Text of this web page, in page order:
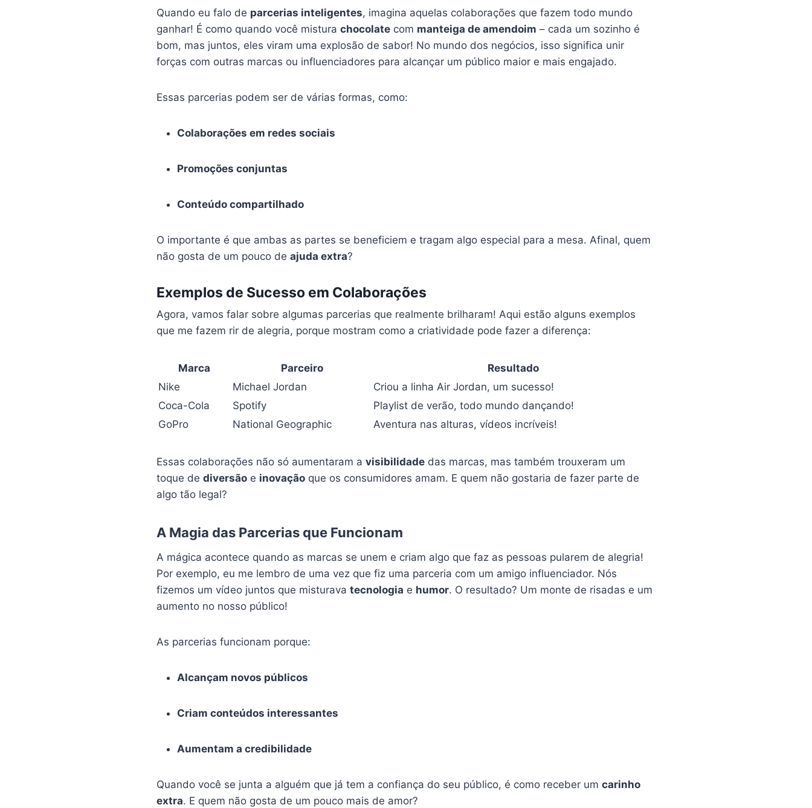
Quando eu falo de parcerias inteligentes, imagina aquelas colaborações que fazem todo mundo
ganhar! É como quando você misturachocolate com manteiga de amendoim – cada um sozinho é
bom, mas juntos, eles viram uma explosão de sabor! No mundo dos negócios, isso significa unir
forças com outras marcas ou influenciadores para alcançar um público maior e mais engajado.
Essas parcerias podem ser de várias formas, como:
Colaborações em redes sociais
Promoções conjuntas
Conteúdo compartilhado
O importante é que ambas as partes se beneficiem e tragam algo especial para a mesa. Afinal, quem
não gosta de um pouco deajuda extra?
Exemplos de Sucesso em Colaborações
Agora, vamos falar sobre algumas parcerias que realmente brilharam! Aqui estão alguns exemplos
que me fazem rir de alegria, porque mostram como a criatividade pode fazer a diferença:
Marca Parceiro
Resultado
Nike
Michael Jordan
Criou a linha Air Jordan, um sucesso!
Coca-Cola
Spotify
Playlist de verão, todo mundo dançando!
GoPro
National Geographic Aventura nas alturas, vídeos incríveis!
Essas colaborações não só aumentaram avisibilidade das marcas, mas também trouxeram um
toque dediversão e inovação que os consumidores amam. E quem não gostaria de fazer parte de
algo tão legal?
A Magia das Parcerias que Funcionam
A mágica acontece quando as marcas se unem e criam algo que faz as pessoas pularem de alegria!
Por exemplo, eu me lembro de uma vez que fiz uma parceria com um amigo influenciador. Nós
fizemos um vídeo juntos que misturavatecnologia e humor. O resultado? Um monte de risadas e um
aumento no nosso público!
As parcerias funcionam porque:
Alcançam novos públicos
Criam conteúdos interessantes
Aumentam a credibilidade
Quando você se junta a alguém que já tem a confiança do seu público, é como receber umcarinho
extra. E quem não gosta de um pouco mais de amor?